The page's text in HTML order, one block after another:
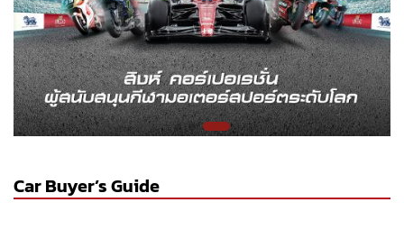
Car Buyer’s Guide